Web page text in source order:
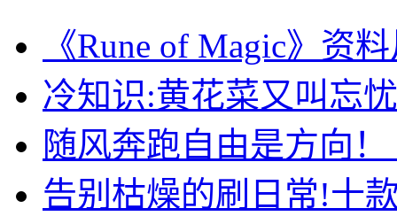
《Rune of Magic》资
冷知识:黄花菜又叫忘
随风奔跑自由是方向
告别枯燥的刷日常!十